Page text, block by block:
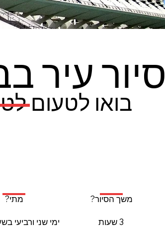
סיור עיר
בואו לטעום
מתי?
ימי שני ורביעי בשעה
משך הסיור?
3 שעות